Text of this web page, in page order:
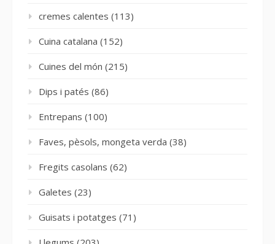
cremes calentes (113)
Cuina catalana (152)
Cuines del món (215)
Dips i patés (86)
Entrepans (100)
Faves, pèsols, mongeta verda (38)
Fregits casolans (62)
Galetes (23)
Guisats i potatges (71)